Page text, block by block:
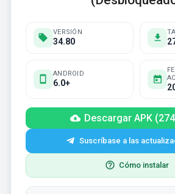
VERSIÓN
34.80
ANDROID
6.0+
Descargar APK
Suscríbase a las
Cómo instalar